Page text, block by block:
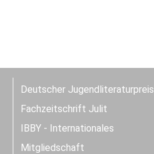
Deutscher Jugendliteraturpreis
Fachzeitschrift Julit
IBBY - Internationales
Mitgliedschaft